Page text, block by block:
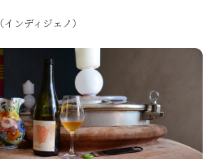
（インディジェノ）